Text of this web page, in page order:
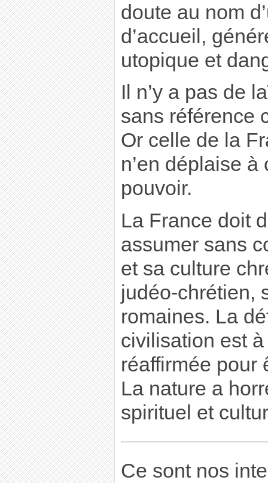
doute au nom
d’accueil,
utopique et
Il n’y a pas de
sans référence
Or celle de la
n’en déplaise
pouvoir.
La France doit
assumer sans
et sa culture
judéo-chrétien,
romaines. La
civilisation est
réaffirmée pour
La nature a
spirituel et
Ce sont nos